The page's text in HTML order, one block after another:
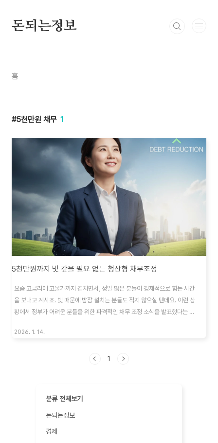
돈되는정보
홈
5천만원 채무 1
5천만원까지 빛 갚을 필요 없는 청산형 채무조정
요즘 고금리에 고물가까지 겹치면서, 정말 많은 분들이 경제적으로 힘든 시간
을 보내고 계시죠. 빚 때문에 밤잠 설치는 분들도 적지 않으실 텐데요. 이런 상
황에서 정부가 어려운 분들을 위한 파격적인 채무 조정 소식을 발표했다는 소
있는 기회가 더 많은 분들에게 열렸다는 건데요. 이걸 잘 활용하면 경제적으로
정확히 뭔지, 누가 혜택을 받을 수 있는지, 그리고 어떤 점들을 주의해야 하는지
가장 눈에 띄는 변화..
2026. 1. 14.
1
분류 전체보기
돈되는정보
경제